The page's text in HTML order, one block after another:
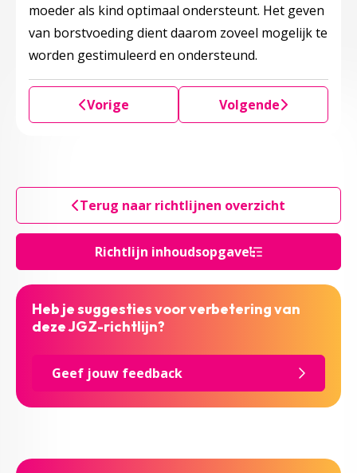
Richtlijn inhoudsopgave
moeder als kind optimaal ondersteunt. Het geven
van borstvoeding dient daarom zoveel mogelijk te
worden gestimuleerd en ondersteund.
Vorige Volgende
Terug naar richtlijnen overzicht
Heb je suggesties voor verbetering van
deze JGZ-richtlijn?
Geef jouw feedback